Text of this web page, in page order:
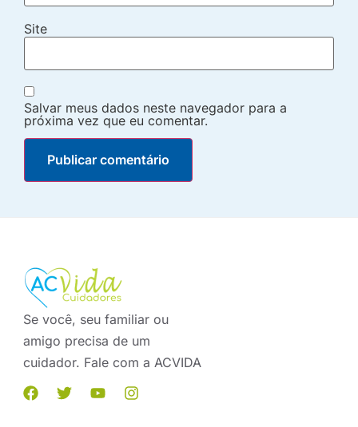
Site
Salvar meus dados neste navegador para a
próxima vez que eu comentar.
Se você, seu familiar ou
amigo precisa de um
cuidador. Fale com a ACVIDA